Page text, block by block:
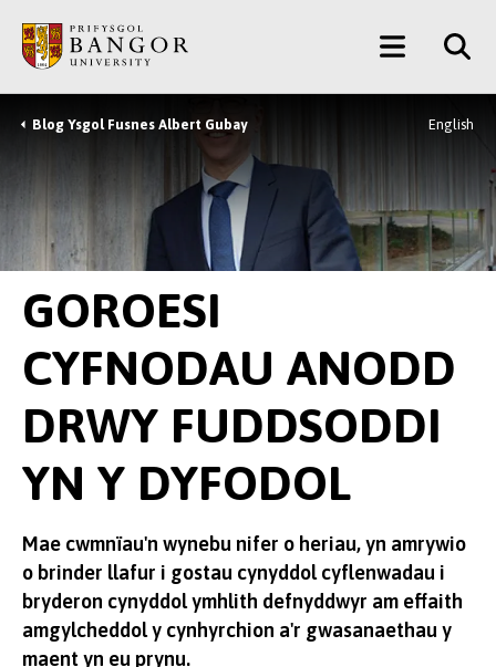
Prif
Gynnwys
Main
Menu
Breadcrumb
Blog Ysgol Fusnes Albert Gubay English
GOROESI
CYFNODAU ANODD
DRWY FUDDSODDI
YN Y DYFODOL
Mae cwmnïau'n wynebu nifer o heriau, yn amrywio
o brinder llafur i gostau cynyddol cyflenwadau i
bryderon cynyddol ymhlith defnyddwyr am effaith
amgylcheddol y cynhyrchion a'r gwasanaethau y
maent yn eu prynu.